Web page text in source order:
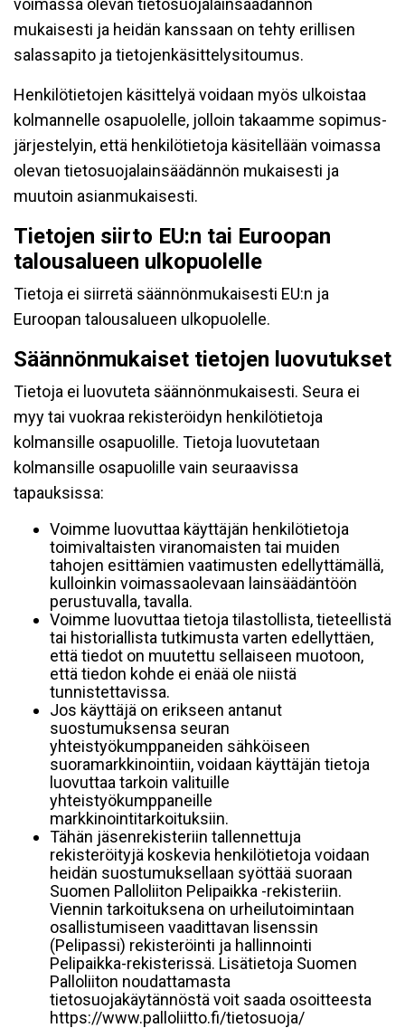
voimassa olevan tietosuojalainsäädännön
mukaisesti ja heidän kanssaan on tehty erillisen
salassapito ja tietojenkäsittelysitoumus.
Henkilötietojen käsittelyä voidaan myös ulkoistaa
kolmannelle osapuolelle, jolloin takaamme sopimus-
järjestelyin, että henkilötietoja käsitellään voimassa
olevan tietosuojalainsäädännön mukaisesti ja
muutoin asianmukaisesti.
Tietojen siirto EU:n tai Euroopan
talousalueen ulkopuolelle
Tietoja ei siirretä säännönmukaisesti EU:n ja
Euroopan talousalueen ulkopuolelle.
Säännönmukaiset tietojen luovutukset
Tietoja ei luovuteta säännönmukaisesti. Seura ei
myy tai vuokraa rekisteröidyn henkilötietoja
kolmansille osapuolille. Tietoja luovutetaan
kolmansille osapuolille vain seuraavissa
tapauksissa:
Voimme luovuttaa käyttäjän henkilötietoja
toimivaltaisten viranomaisten tai muiden
tahojen esittämien vaatimusten edellyttämällä,
kulloinkin voimassaolevaan lainsäädäntöön
perustuvalla, tavalla.
Voimme luovuttaa tietoja tilastollista, tieteellistä
tai historiallista tutkimusta varten edellyttäen,
että tiedot on muutettu sellaiseen muotoon,
että tiedon kohde ei enää ole niistä
tunnistettavissa.
Jos käyttäjä on erikseen antanut
suostumuksensa seuran
yhteistyökumppaneiden sähköiseen
suoramarkkinointiin, voidaan käyttäjän tietoja
luovuttaa tarkoin valituille
yhteistyökumppaneille
markkinointitarkoituksiin.
Tähän jäsenrekisteriin tallennettuja
rekisteröityjä koskevia henkilötietoja voidaan
heidän suostumuksellaan syöttää suoraan
Suomen Palloliiton Pelipaikka -rekisteriin.
Viennin tarkoituksena on urheilutoimintaan
osallistumiseen vaadittavan lisenssin
(Pelipassi) rekisteröinti ja hallinnointi
Pelipaikka-rekisterissä. Lisätietoja Suomen
Palloliiton noudattamasta
tietosuojakäytännöstä voit saada osoitteesta
https://www.palloliitto.fi/tietosuoja/